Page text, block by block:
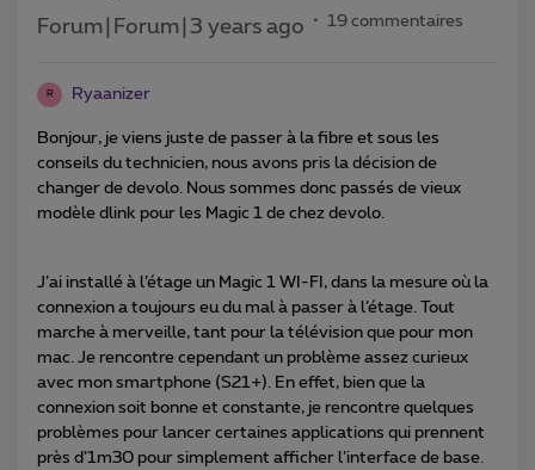
Forum|Forum|3 years ago 19 commentaires
R Ryaanizer
Bonjour, je viens juste de passer à la fibre et sous les
conseils du technicien, nous avons pris la décision de
changer de devolo. Nous sommes donc passés de vieux
modèle dlink pour les Magic 1 de chez devolo.
J’ai installé à l’étage un Magic 1 WI-FI, dans la mesure où la
connexion a toujours eu du mal à passer à l’étage. Tout
marche à merveille, tant pour la télévision que pour mon
mac. Je rencontre cependant un problème assez curieux
avec mon smartphone (S21+). En effet, bien que la
connexion soit bonne et constante, je rencontre quelques
problèmes pour lancer certaines applications qui prennent
près d’1m30 pour simplement afficher l’interface de base.